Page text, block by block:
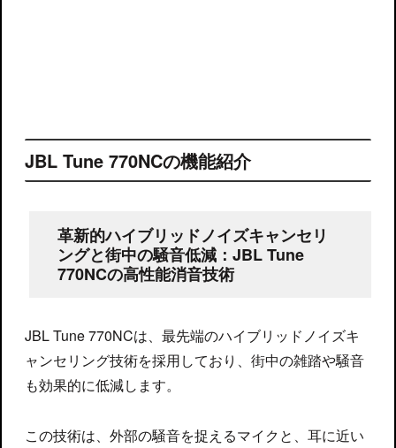
JBL Tune 770NCの機能紹介
革新的ハイブリッドノイズキャンセリ
ングと街中の騒音低減：JBL Tune
770NCの高性能消音技術
JBL Tune 770NCは、最先端のハイブリッドノイズキ
ャンセリング技術を採用しており、街中の雑踏や騒音
も効果的に低減します。
この技術は、外部の騒音を捉えるマイクと、耳に近い